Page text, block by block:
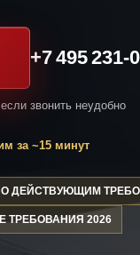
+7 495 231-
звонить неудобно
за ~15 минут
ДЕЙСТВУЮЩИМ
ТРЕБОВАНИЯ 2026